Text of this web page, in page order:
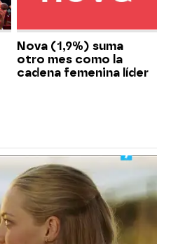
Nova (1,9%) suma
otro mes como la
cadena femenina líder